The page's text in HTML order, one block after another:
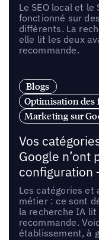
Le SEO local et
fonctionné sur
différents. La
elle lit les deux
recommande.
Blogs
Optimisation des
Marketing sur
Vos
Google n’ont
configuration
Les catégories et
métier : ce sont
la recherche IA
recommande.
établissement, à